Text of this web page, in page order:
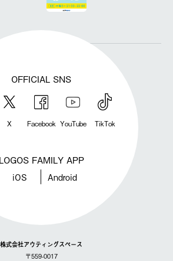
OFFICIAL SNS
X Facebook YouTube TikTok
LOGOS FAMILY APP
iOS Android
株式会社アウティングスペース
〒559-0017